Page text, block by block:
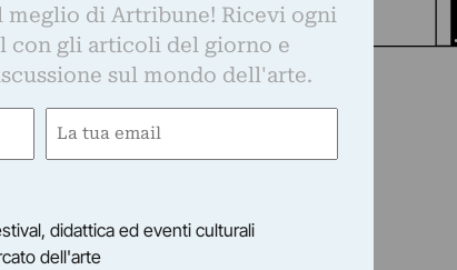
di Artribune! Ricevi ogni
con gli articoli del giorno e
sul mondo dell'arte.
Email
didattica ed eventi culturali
dell'arte